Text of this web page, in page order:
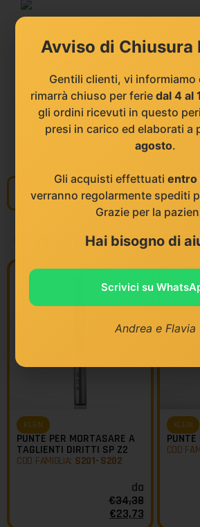
Lamello® Cabineo®
Scarica la Brochure:
Informazioni
POTREBBE
KLEIN
PUNTE PER MORTASARE A
TAGLIENTI DIRITTI SP Z2
COD FAMIGLIA: S201- S202
da
€34,38
€23,73
KLEIN
PUNTE
COD
Avviso di
Gentili clienti, vi informiamo
rimarrà chiuso per ferie dal 4 al
gli ordini ricevuti in questo
presi in carico ed elaborati a
agosto.
Gli acquisti effettuati entro
verranno regolarmente spediti
Grazie per la
Hai bisogno di
Scrivici su
Andrea e Flavia